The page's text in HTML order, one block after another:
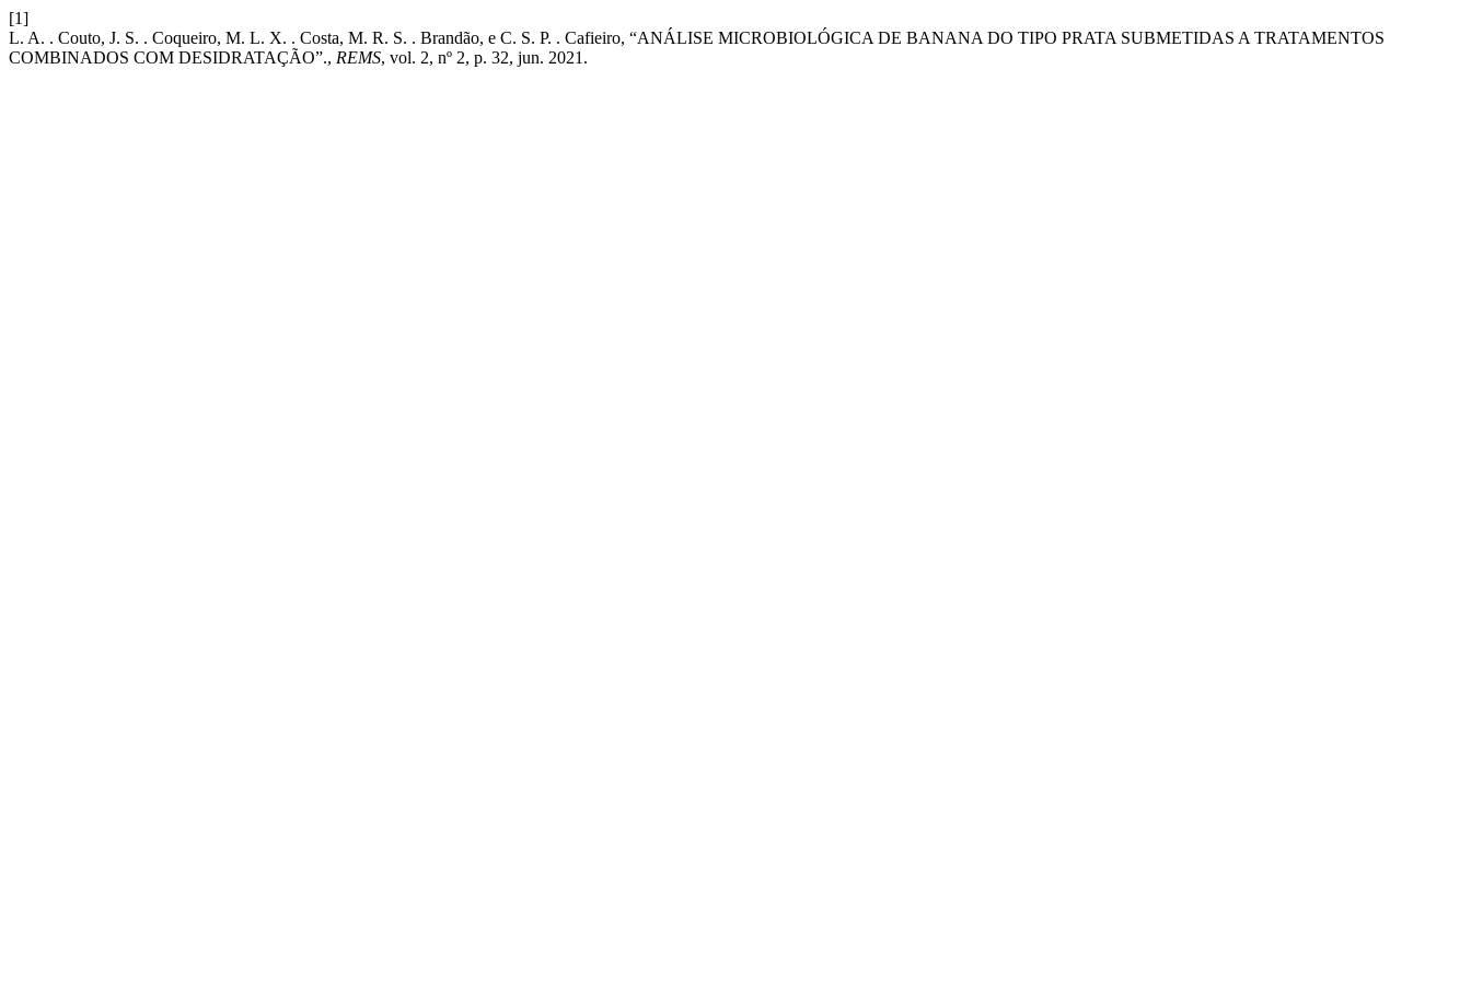
[1]
L. A. . Couto, J. S. . Coqueiro, M. L. X. . Costa, M. R. S. . Brandão, e C. S. P. . Cafieiro, “ANÁLISE MICROBIOLÓGICA DE BANANA DO TIPO PRATA SUBMETIDAS A TRATAMENTOS
COMBINADOS COM DESIDRATAÇÃO”., REMS, vol. 2, nº 2, p. 32, jun. 2021.